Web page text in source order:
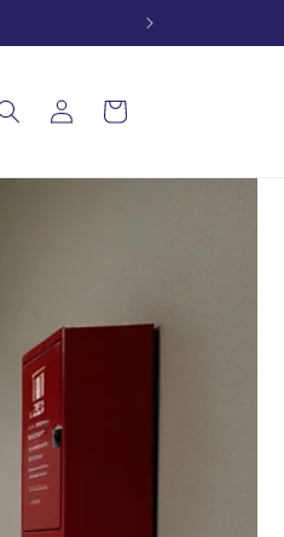
connecter
Panier